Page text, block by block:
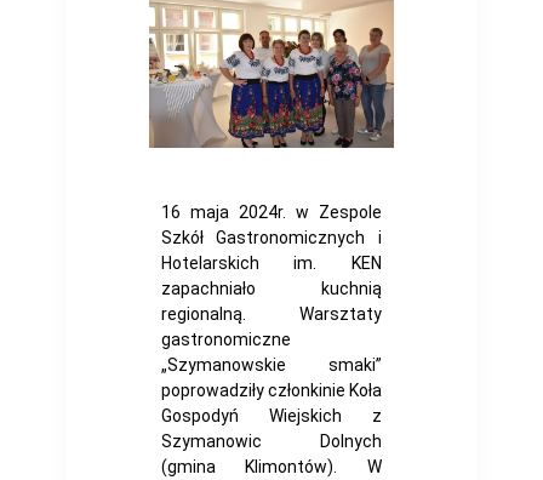
16 maja 2024r. w Zespole
Szkół Gastronomicznych i
Hotelarskich im. KEN
zapachniało kuchnią
regionalną. Warsztaty
gastronomiczne
„Szymanowskie smaki”
poprowadziły członkinie Koła
Gospodyń Wiejskich z
Szymanowic Dolnych
(gmina Klimontów). W